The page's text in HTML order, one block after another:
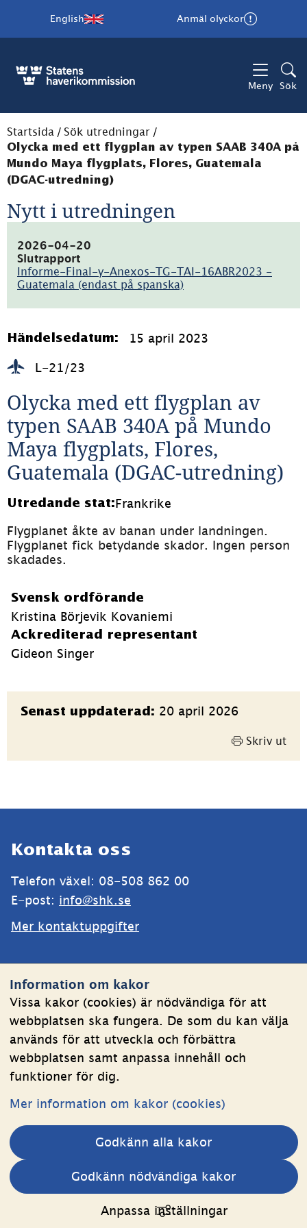
Information om kakor
Vissa kakor (cookies) är nödvändiga för att
webbplatsen ska fungera. De som du kan välja
används för att utveckla och förbättra
webbplatsen samt anpassa innehåll och
funktioner för dig.
Mer information om kakor (cookies)
Godkänn alla kakor
Godkänn nödvändiga kakor
Anpassa inställningar
English Anmäl olyckor
Meny Sök
Startsida / Sök utredningar /
Olycka med ett flygplan av typen SAAB 340A på
Mundo Maya flygplats, Flores, Guatemala
(DGAC-utredning)
Nytt i utredningen
2026-04-20
Slutrapport
Informe-Final-y-Anexos-TG-TAI-16ABR2023 -
Guatemala (endast på spanska)
18.9MB)
Händelsedatum: 15 april 2023
L-21/23
Olycka med ett flygplan av
typen SAAB 340A på Mundo
Maya flygplats, Flores,
Guatemala (DGAC-utredning)
Utredande stat:Frankrike
Flygplanet åkte av banan under landningen.
Flygplanet fick betydande skador. Ingen person
skadades.
Svensk ordförande
Kristina Börjevik Kovaniemi
Ackrediterad representant
Gideon Singer
Sidinformation
Senast uppdaterad: 20 april 2026
Skriv ut
Kontakta oss
Telefon växel: 08-508 862 00
E-post: info@shk.se
Mer kontaktuppgifter
Om kakor
Behandling av personuppgifter
Tillgänglighetsredogörelse
Följ oss
LinkedIn
(länk
webbplats,
Andra webbplatser
Länk till annan webbplats.